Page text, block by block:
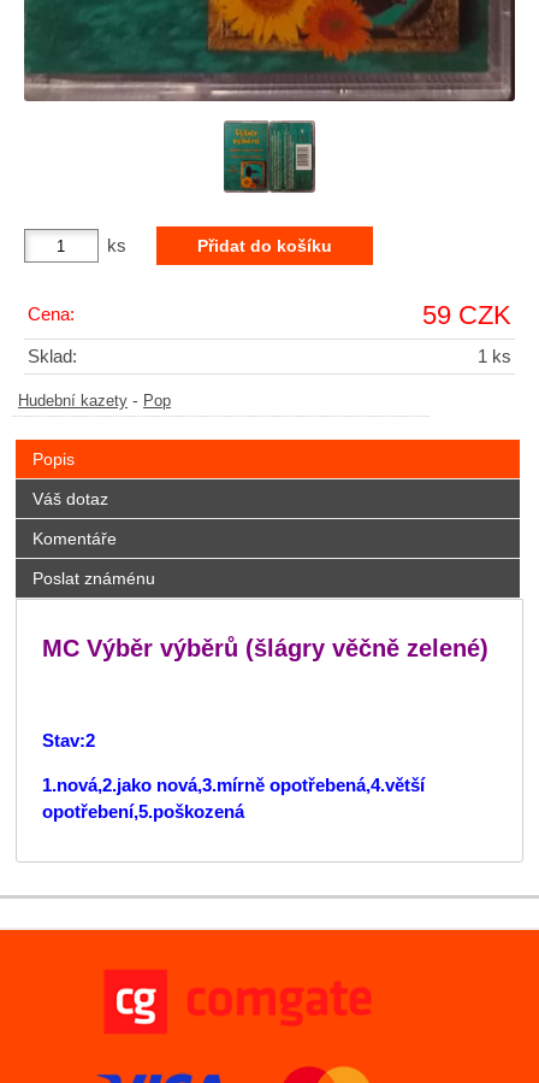
ks
Cena: 59 CZK
Sklad: 1 ks
Hudební kazety - Pop
Popis
Váš dotaz
Komentáře
Poslat známénu
MC Výběr výběrů (šlágry věčně zelené)
Stav:2
1.nová,2.jako nová,3.mírně opotřebená,4.větší
opotřebení,5.poškozená